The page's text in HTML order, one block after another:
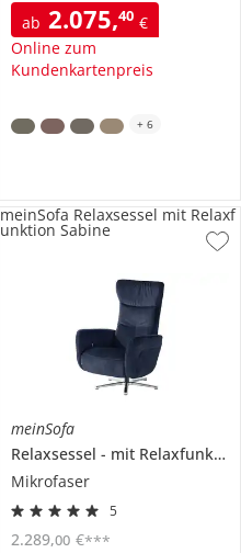
ab 2.075,40 €
Online zum
Kundenkartenpreis
+ 6
7418
meinSofa
Relaxsessel
mit Relaxfunktion
Mikrofaser
5
2.289,00 €***
meinSofa Relaxsessel mit Relaxf
unktion Sabine